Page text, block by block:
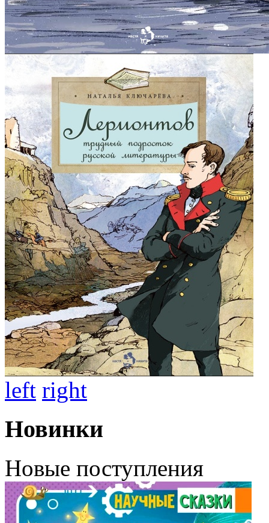
left right
Новинки
Новые поступления